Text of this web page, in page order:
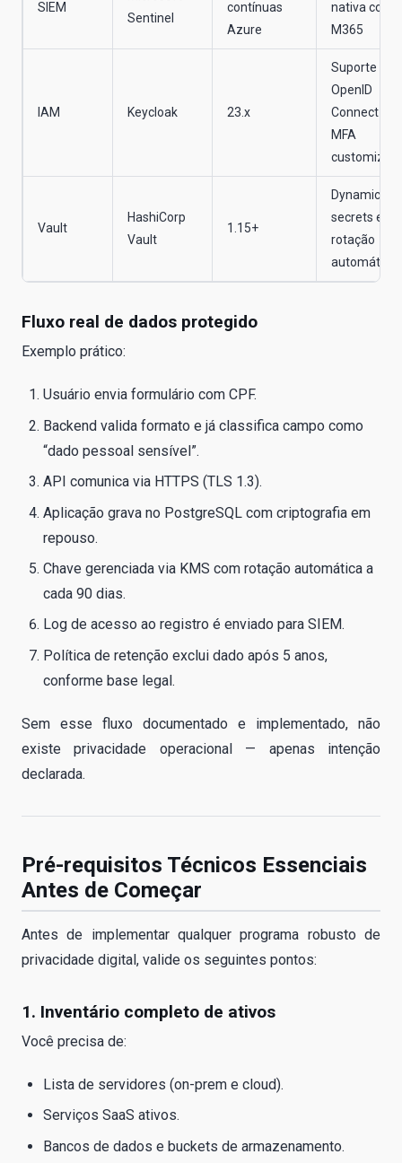
SIEM
Sentinel
contínuas
Azure
nativa com
M365
IAM Keycloak 23.x
Suporte
OpenID
Connect e
MFA
Vault
HashiCorp
Vault
1.15+
Dynamic
secrets e
rotação
automática
Fluxo real de dados protegido
Exemplo prático:
Usuário envia formulário com CPF.
Backend valida formato e já classifica campo como
“dado pessoal sensível”.
API comunica via HTTPS (TLS 1.3).
Aplicação grava no PostgreSQL com criptografia em
repouso.
Chave gerenciada via KMS com rotação automática a
cada 90 dias.
Log de acesso ao registro é enviado para SIEM.
Política de retenção exclui dado após 5 anos,
conforme base legal.
Sem esse fluxo documentado e implementado, não
existe privacidade operacional — apenas intenção
declarada.
Pré-requisitos Técnicos Essenciais
Antes de Começar
Antes de implementar qualquer programa robusto de
privacidade digital, valide os seguintes pontos:
1. Inventário completo de ativos
Você precisa de:
Lista de servidores (on-prem e cloud).
Serviços SaaS ativos.
Bancos de dados e buckets de armazenamento.